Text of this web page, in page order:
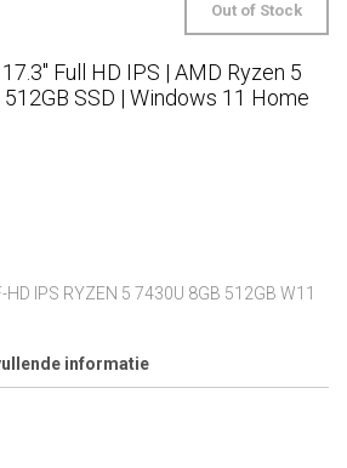
Out of Stock
Full HD IPS | AMD Ryzen 5
SSD | Windows 11 Home
IPS RYZEN 5 7430U 8GB 512GB W11
informatie